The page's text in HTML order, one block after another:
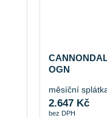
OGN
měsíční
2.647 Kč
bez DPH